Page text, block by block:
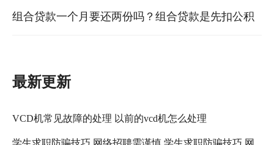
组合贷款一个月要还两份吗？组合贷款是先扣公积
最新更新
VCD机常见故障的处理 以前的vcd机怎么处理
学生求职防骗技巧 网络招聘需谨慎 学生求职防骗技巧 网